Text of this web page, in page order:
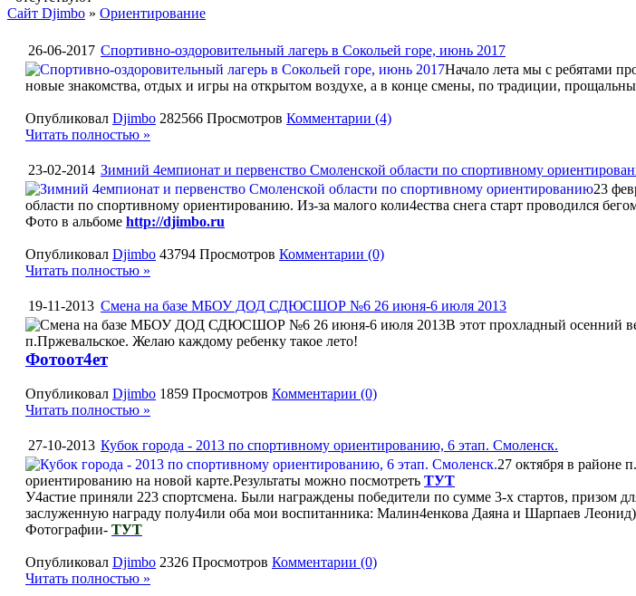
Сайт Djimbo » Ориентирование
26-06-2017 Спортивно-оздоровительный лагерь в Сокольей горе, июнь 2017
Начало лета мы с ребятами
новые знакомства, отдых и игры на открытом воздухе, а в конце смены, по традиции,
Опубликовал Djimbo 282566 Просмотров Комментарии (4)
Читать полностью »
23-02-2014 Зимний 4емпионат и первенство Смоленской области по спортивному
23
области по спортивному ориентированию. Из-за малого коли4ества снега старт проводился
Фото в альбоме http://djimbo.ru
Опубликовал Djimbo 43794 Просмотров Комментарии (0)
Читать полностью »
19-11-2013 Смена на базе МБОУ ДОД СДЮСШОР №6 26 июня-6 июля 2013
В этот прохладный осенний
п.Пржевальское. Желаю каждому ребенку такое лето!
Фотоот4ет
Опубликовал Djimbo 1859 Просмотров Комментарии (0)
Читать полностью »
27-10-2013 Кубок города - 2013 по спортивному ориентированию, 6 этап. Смоленск.
27 октября в районе
ориентированию на новой карте.Результаты можно посмотреть ТУТ
У4астие приняли 223 спортсмена. Были награждены победители по сумме 3-х стартов, призом
заслуженную награду полу4или оба мои воспитанника: Малин4енкова Даяна и Шарпаев
Фотографии- ТУТ
Опубликовал Djimbo 2326 Просмотров Комментарии (0)
Читать полностью »